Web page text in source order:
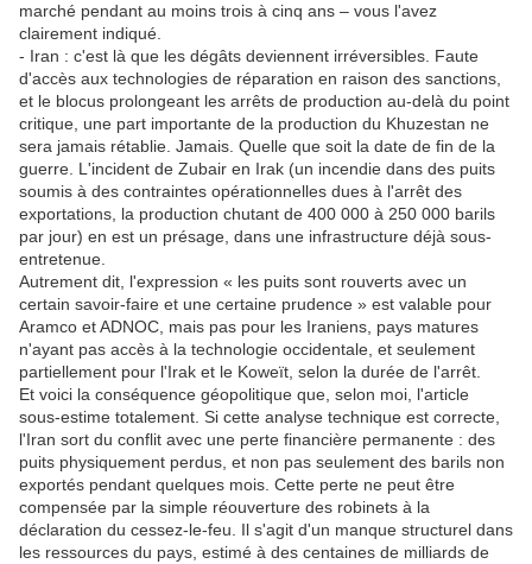
marché pendant au moins trois à cinq ans – vous l'avez
clairement indiqué.
- Iran : c'est là que les dégâts deviennent irréversibles. Faute
d'accès aux technologies de réparation en raison des sanctions,
et le blocus prolongeant les arrêts de production au-delà du point
critique, une part importante de la production du Khuzestan ne
sera jamais rétablie. Jamais. Quelle que soit la date de fin de la
guerre. L'incident de Zubair en Irak (un incendie dans des puits
soumis à des contraintes opérationnelles dues à l'arrêt des
exportations, la production chutant de 400 000 à 250 000 barils
par jour) en est un présage, dans une infrastructure déjà sous-
entretenue.
Autrement dit, l'expression « les puits sont rouverts avec un
certain savoir-faire et une certaine prudence » est valable pour
Aramco et ADNOC, mais pas pour les Iraniens, pays matures
n'ayant pas accès à la technologie occidentale, et seulement
partiellement pour l'Irak et le Koweït, selon la durée de l'arrêt.
Et voici la conséquence géopolitique que, selon moi, l'article
sous-estime totalement. Si cette analyse technique est correcte,
l'Iran sort du conflit avec une perte financière permanente : des
puits physiquement perdus, et non pas seulement des barils non
exportés pendant quelques mois. Cette perte ne peut être
compensée par la simple réouverture des robinets à la
déclaration du cessez-le-feu.
Il s'agit d'un manque structurel dans
les ressources du pays, estimé à des centaines de milliards de